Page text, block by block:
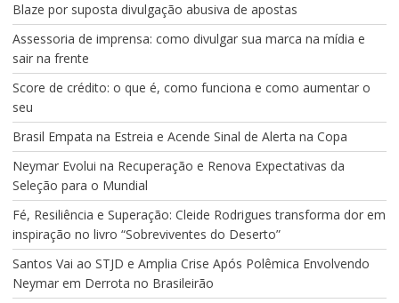
Blaze por suposta divulgação abusiva de apostas
Assessoria de imprensa: como divulgar sua marca na mídia e
sair na frente
Score de crédito: o que é, como funciona e como aumentar o
seu
Brasil Empata na Estreia e Acende Sinal de Alerta na Copa
Neymar Evolui na Recuperação e Renova Expectativas da
Seleção para o Mundial
Fé, Resiliência e Superação: Cleide Rodrigues transforma dor em
inspiração no livro “Sobreviventes do Deserto”
Santos Vai ao STJD e Amplia Crise Após Polêmica Envolvendo
Neymar em Derrota no Brasileirão